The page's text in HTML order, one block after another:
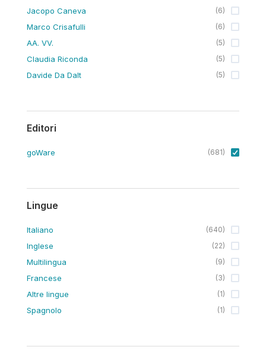
Jacopo Caneva (6)
Marco Crisafulli (6)
AA. VV. (5)
Claudia Riconda (5)
Davide Da Dalt (5)
Editori
goWare (681)
Lingue
Italiano (640)
Inglese (22)
Multilingua (9)
Francese (3)
Altre lingue (1)
Spagnolo (1)